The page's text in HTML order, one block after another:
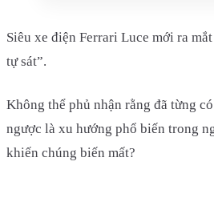
Siêu xe điện Ferrari Luce mới ra
tự sát”.
Không thể phủ nhận rằng đã từng
ngược là xu hướng phổ biến trong
khiến chúng biến mất?